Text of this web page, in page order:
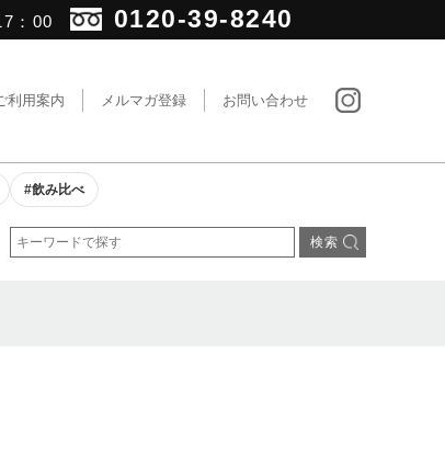
：00 0120-39-8240
利用案内 メルマガ登録 お問い合わせ
#飲み比べ